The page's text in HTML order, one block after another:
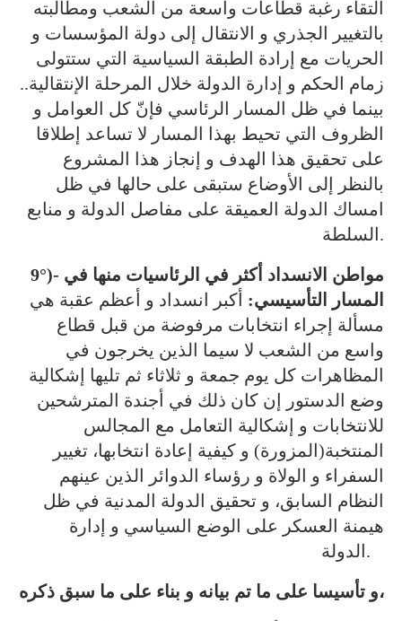
التقاء رغبة قطاعات واسعة من الشعب ومطالبته
بالتغيير الجذري و الانتقال إلى دولة المؤسسات و
الحريات مع إرادة الطبقة السياسية التي ستتولى
زمام الحكم و إدارة الدولة خلال المرحلة الإنتقالية..
بينما في ظل المسار الرئاسي فإنّ كل العوامل و
الظروف التي تحيط بهذا المسار لا تساعد إطلاقا
على تحقيق هذا الهدف و إنجاز هذا المشروع
بالنظر إلى الأوضاع ستبقى على حالها في ظل
امساك الدولة العميقة على مفاصل الدولة و منابع
السلطة.
9°)- مواطن الانسداد أكثر في الرئاسيات منها في
المسار التأسيسي: أكبر انسداد و أعظم عقبة هي
مسألة إجراء انتخابات مرفوضة من قبل قطاع
واسع من الشعب لا سيما الذين يخرجون في
المظاهرات كل يوم جمعة و ثلاثاء ثم تليها إشكالية
وضع الدستور إن كان ذلك في أجندة المترشحين
للانتخابات و إشكالية التعامل مع المجالس
المنتخبة(المزورة) و كيفية إعادة انتخابها، تغيير
السفراء و الولاة و رؤساء الدوائر الذين عينهم
النظام السابق، و تحقيق الدولة المدنية في ظل
هيمنة العسكر على الوضع السياسي و إدارة
الدولة.
و تأسيسا على ما تم بيانه و بناء على ما سبق ذكره،